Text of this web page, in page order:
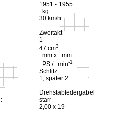
1951 - 1955
. kg
30 km/h
Zweitakt
1
47 cm3
. mm x . mm
. PS / . min-1
Schlitz
1, später 2
Drehstabfedergabel
starr
2,00 x 19